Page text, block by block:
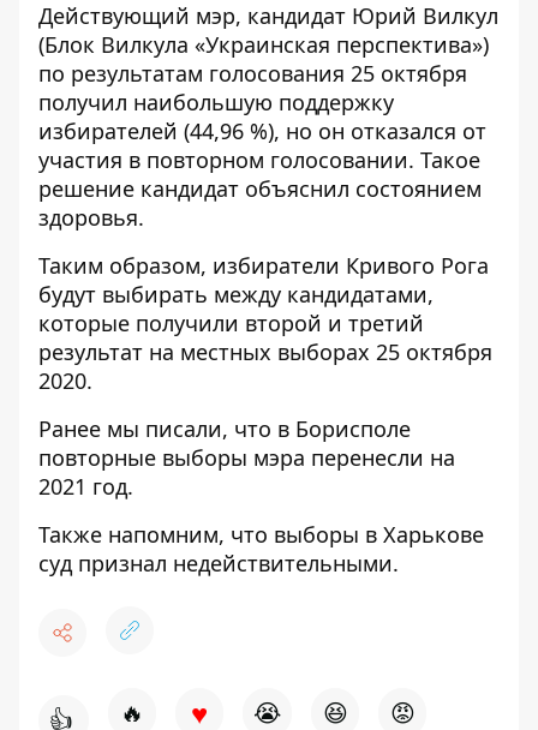
Действующий мэр, кандидат Юрий Вилкул
(Блок Вилкула «Украинская перспектива»)
по результатам голосования 25 октября
получил наибольшую поддержку
избирателей (44,96 %), но он отказался от
участия в повторном голосовании. Такое
решение кандидат объяснил состоянием
здоровья.
Таким образом, избиратели Кривого Рога
будут выбирать между кандидатами,
которые получили второй и третий
результат на местных выборах 25 октября
2020.
Ранее мы писали, что в Борисполе
повторные выборы мэра перенесли на
2021 год.
Также напомним, что выборы в Харькове
суд признал недействительными.
👍 🔥 ♥ 😭 😆 😡